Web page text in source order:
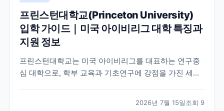
프린스턴대학교(Princeton University)
입학 가이드｜미국 아이비리그 대학 특징과
지원 정보
프린스턴대학교는 미국 아이비리그를 대표하는 연구중
심 대학으로, 학부 교육과 기초연구에 강점을 가진 세계
2026년 7월 15일조회 9